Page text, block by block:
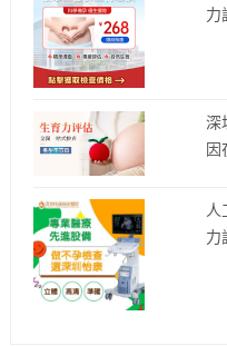
力
深
因
人
力